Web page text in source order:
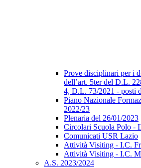
Prove disciplinari per i
dell’art. 5ter del D.L.
4, D.L. 73/2021 - posti
Piano Nazionale
2022/23
Plenaria del 26/01/2023
Circolari Scuola Polo -
Comunicati USR Lazio
Attività Visiting - I.C.
Attività Visiting - I.C.
A.S. 2023/2024